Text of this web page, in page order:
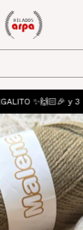
✨🙌🏻🎉 y